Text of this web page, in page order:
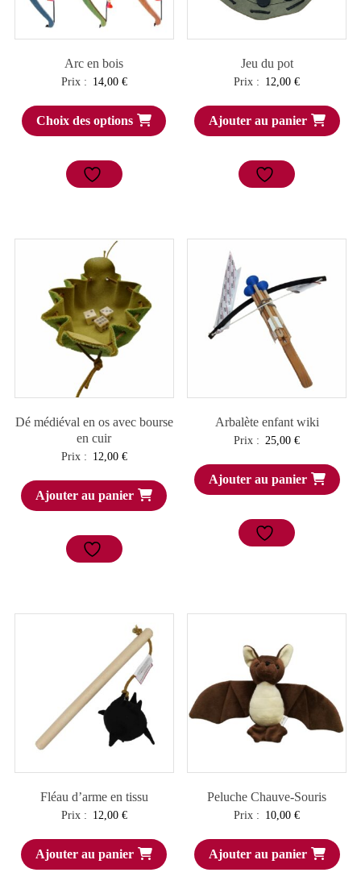
Arc en bois
Prix : 14,00 €
Choix des options
Jeu du pot
Prix : 12,00€
Ajouter au panier
Dé médiéval en os avec bourse
en cuir
Prix : 12,00 €
Ajouter au panier
Arbalète enfant wiki
Prix : 25,00€
Ajouter au panier
Fléau d’arme en tissu
Prix : 12,00 €
Ajouter au panier
Peluche Chauve-Souris
Prix : 10,00€
Ajouter au panier